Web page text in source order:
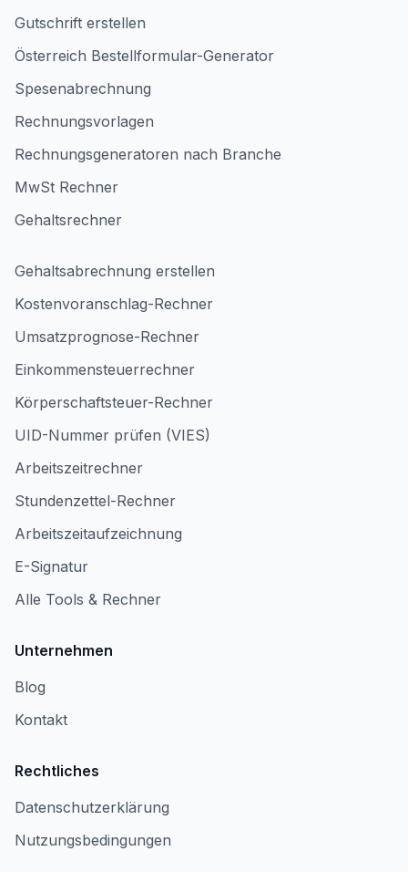
Gutschrift erstellen
Österreich Bestellformular-Generator
Spesenabrechnung
Rechnungsvorlagen
Rechnungsgeneratoren nach Branche
MwSt Rechner
Gehaltsrechner
Gehaltsabrechnung erstellen
Kostenvoranschlag-Rechner
Umsatzprognose-Rechner
Einkommensteuerrechner
Körperschaftsteuer-Rechner
UID-Nummer prüfen (VIES)
Arbeitszeitrechner
Stundenzettel-Rechner
Arbeitszeitaufzeichnung
E-Signatur
Alle Tools & Rechner
Unternehmen
Blog
Kontakt
Rechtliches
Datenschutzerklärung
Nutzungsbedingungen